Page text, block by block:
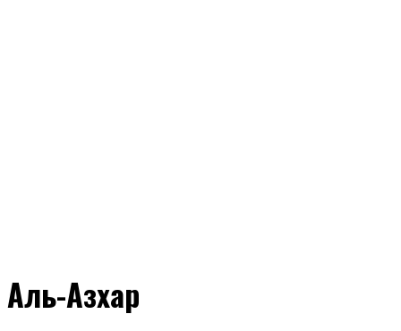
Аль-Азхар